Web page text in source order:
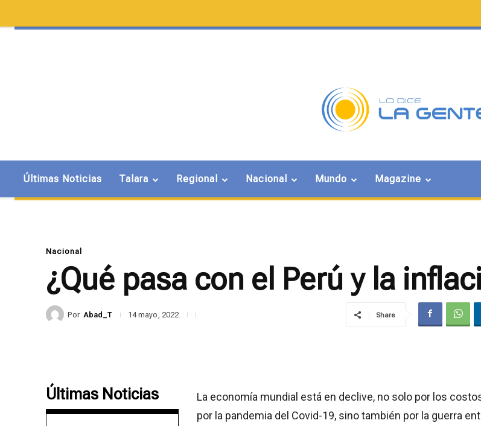
Últimas Noticias Talara Regional Nacional Mundo Magazine
Nacional
¿Qué pasa con el Perú y la
Por Abad_T 14 mayo, 2022 Share
Últimas Noticias
La economía mundial está en declive, no solo por los
por la pandemia del Covid-19, sino también por la guerra